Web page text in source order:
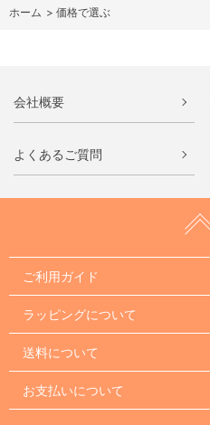
ホーム > 価格で選ぶ
会社概要
よくあるご質問
ご利用ガイド
ラッピングについて
送料について
お支払いについて